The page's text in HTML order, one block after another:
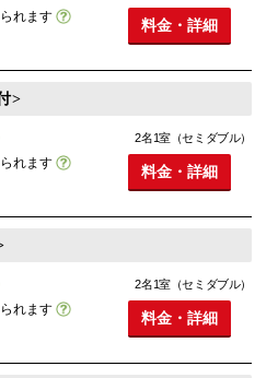
れます
料金・詳細
>
れます
2名1室（セミダブル）
料金・詳細
れます
2名1室（セミダブル）
料金・詳細